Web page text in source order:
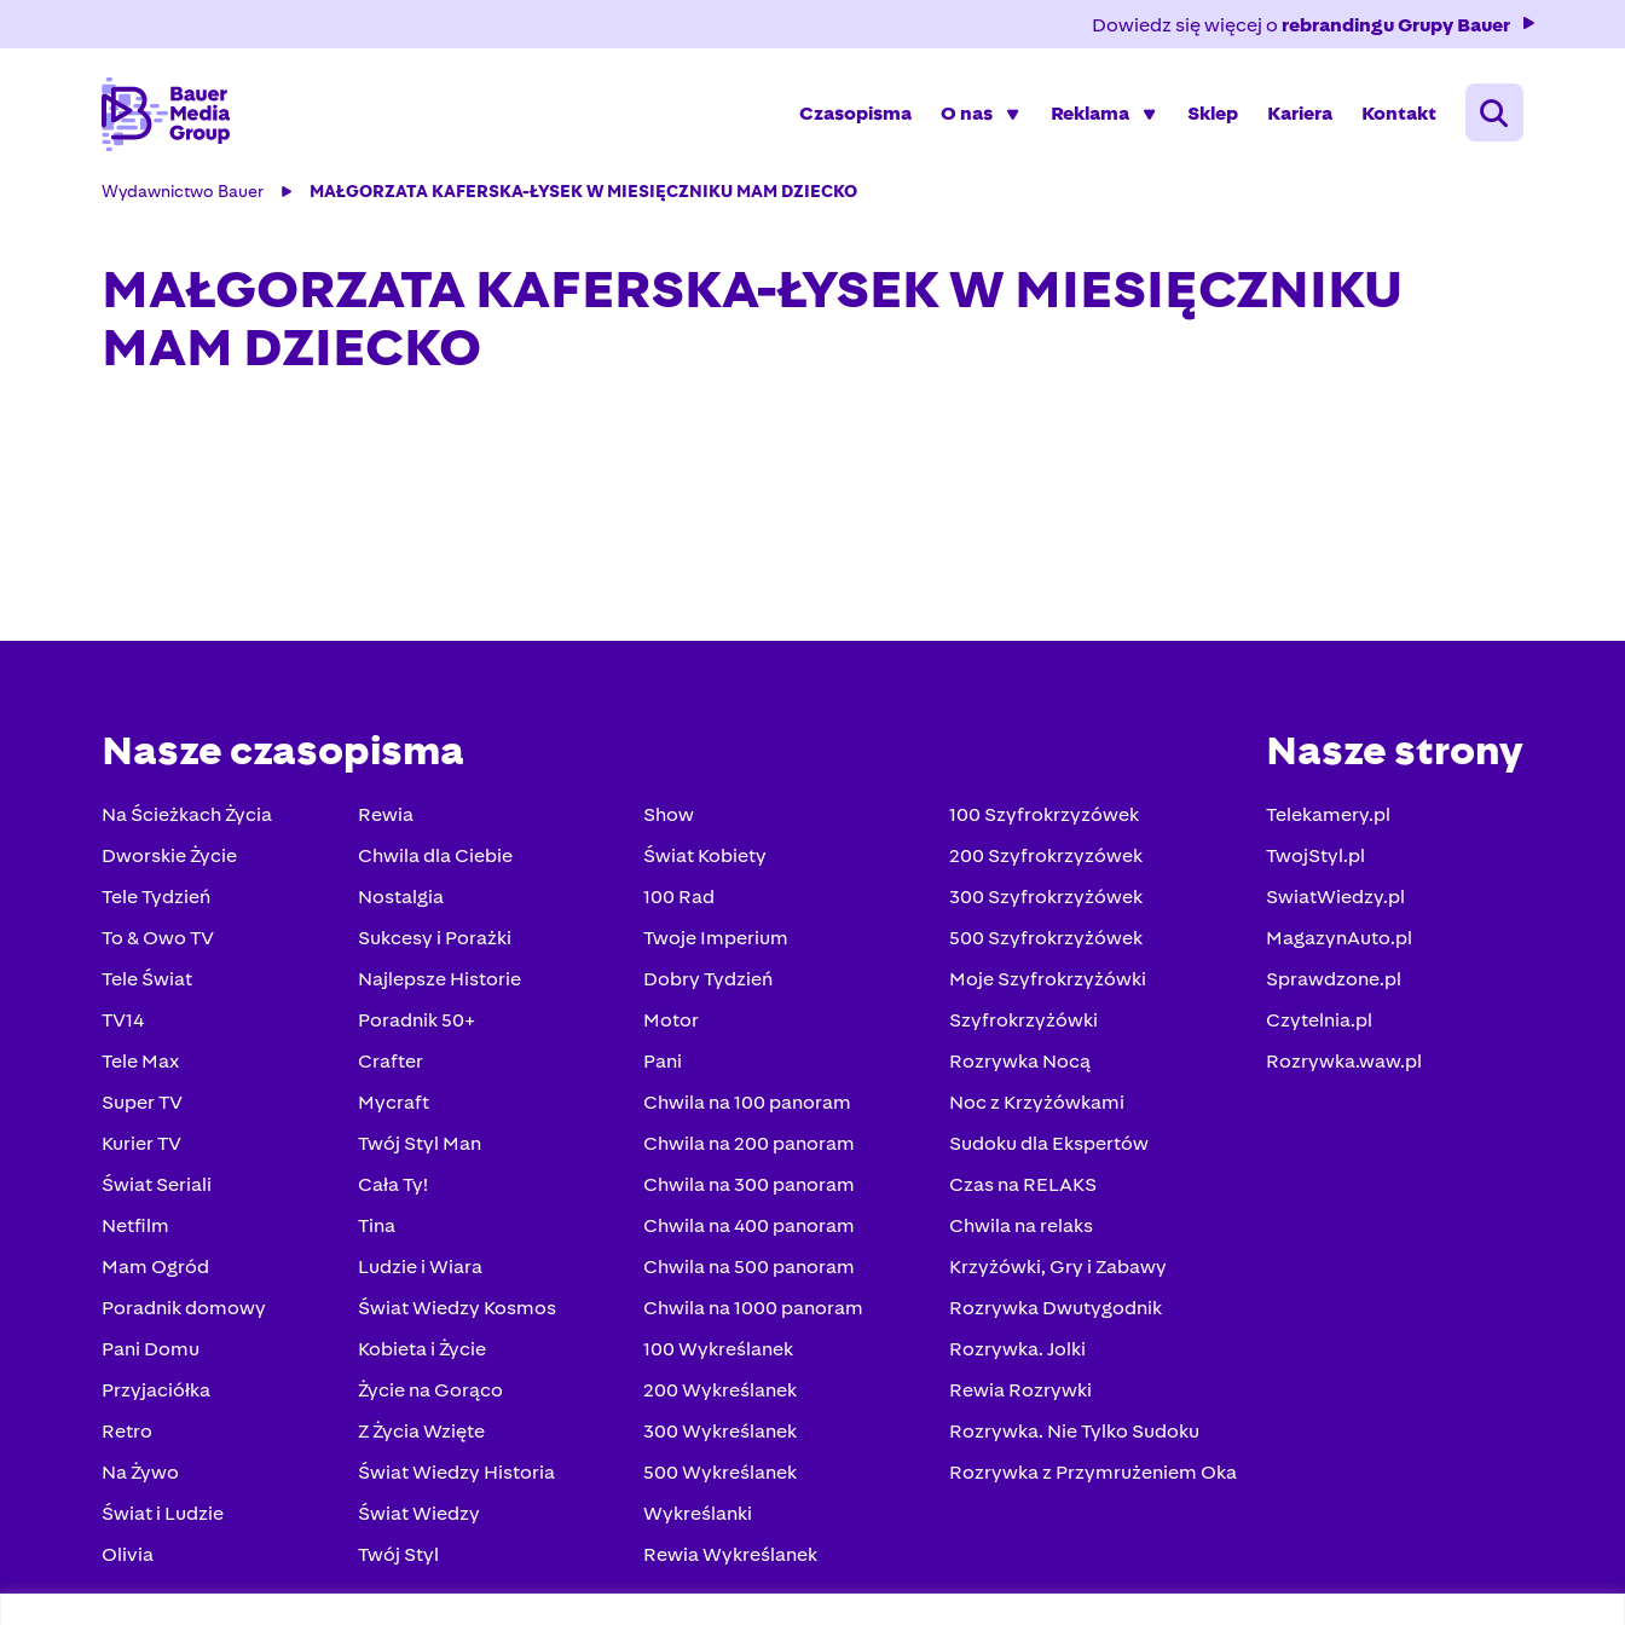
Dowiedz się więcej o rebrandingu Grupy Bauer
Czasopisma O nas Reklama Sklep Kariera Kontakt
Wydawnictwo Bauer MAŁGORZATA KAFERSKA-ŁYSEK W MIESIĘCZNIKU MAM DZIECKO
MAŁGORZATA KAFERSKA-ŁYSEK W MIESIĘCZNIKU
MAM DZIECKO
Nasze czasopisma
Na Ścieżkach Życia
Dworskie Życie
Tele Tydzień
To & Owo TV
Tele Świat
TV14
Tele Max
Super TV
Kurier TV
Świat Seriali
Netfilm
Mam Ogród
Poradnik domowy
Pani Domu
Przyjaciółka
Retro
Na Żywo
Świat i Ludzie
Olivia
Rewia
Chwila dla Ciebie
Nostalgia
Sukcesy i Porażki
Najlepsze Historie
Poradnik 50+
Crafter
Mycraft
Twój Styl Man
Cała Ty!
Tina
Ludzie i Wiara
Świat Wiedzy Kosmos
Kobieta i Życie
Życie na Gorąco
Z Życia Wzięte
Świat Wiedzy Historia
Świat Wiedzy
Twój Styl
Show
Świat Kobiety
100 Rad
Twoje Imperium
Dobry Tydzień
Motor
Pani
Chwila na 100 panoram
Chwila na 200 panoram
Chwila na 300 panoram
Chwila na 400 panoram
Chwila na 500 panoram
Chwila na 1000 panoram
100 Wykreślanek
200 Wykreślanek
300 Wykreślanek
500 Wykreślanek
Wykreślanki
Rewia Wykreślanek
100 Szyfrokrzyzówek
200 Szyfrokrzyzówek
300 Szyfrokrzyżówek
500 Szyfrokrzyżówek
Moje Szyfrokrzyżówki
Szyfrokrzyżówki
Rozrywka Nocą
Noc z Krzyżówkami
Sudoku dla Ekspertów
Czas na RELAKS
Chwila na relaks
Krzyżówki, Gry i Zabawy
Rozrywka Dwutygodnik
Rozrywka. Jolki
Rewia Rozrywki
Rozrywka. Nie Tylko Sudoku
Rozrywka z Przymrużeniem Oka
Nasze strony
Telekamery.pl
TwojStyl.pl
SwiatWiedzy.pl
MagazynAuto.pl
Sprawdzone.pl
Czytelnia.pl
Rozrywka.waw.pl